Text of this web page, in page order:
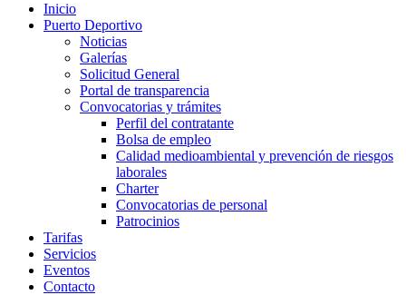
Inicio
Puerto Deportivo
Noticias
Galerías
Solicitud General
Portal de transparencia
Convocatorias y trámites
Perfil del contratante
Bolsa de empleo
Calidad medioambiental y prevención de riesgos
laborales
Charter
Convocatorias de personal
Patrocinios
Tarifas
Servicios
Eventos
Contacto